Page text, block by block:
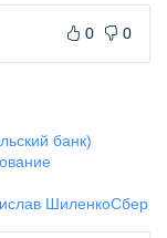
0 0
банк)
ШиленкоСбер